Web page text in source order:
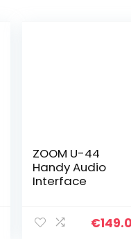
ZOOM U-44
Handy Audio
Interface
€